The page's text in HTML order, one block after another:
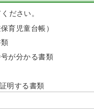
ださい。
育児童台帳）
が分かる書類
明する書類